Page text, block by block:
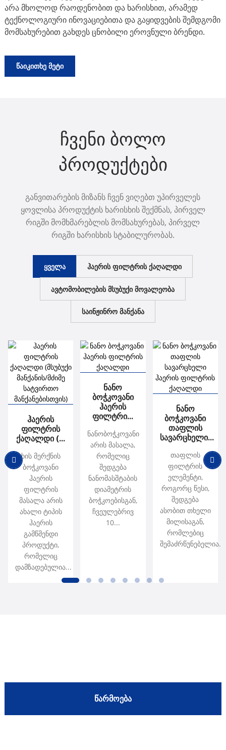
არა მხოლოდ რაოდენობით და ხარისხით, არამედ
ტექნოლოგიური ინოვაციებითა და გაყიდვების შემდგომი
მომსახურებით გახდეს ცნობილი ეროვნული ბრენდი.
ᲬᲐᲘᲙᲘᲗᲮᲔ ᲛᲔᲢᲘ
ჩვენი ბოლო
პროდუქტები
განვითარების მიზანს ჩვენ ვიღებთ უპირველეს
ყოვლისა პროდუქტის ხარისხის შექმნას, პირველ
რიგში მომხმარებლის მომსახურებას, პირველ
რიგში ხარისხის სტაბილურობას.
ᲧᲕᲔᲚᲐ ᲰᲐᲔᲠᲘᲡ ᲤᲘᲚᲢᲠᲘᲡ ᲥᲐᲦᲐᲚᲓᲘ
ᲐᲕᲢᲝᲛᲝᲑᲘᲚᲔᲑᲘᲡ ᲛᲡᲣᲑᲣᲥᲘ ᲛᲝᲕᲐᲚᲔᲝᲑᲐ
ᲡᲐᲘᲜᲟᲘᲜᲠᲝ ᲛᲐᲜᲥᲐᲜᲐ
Ჰაერის
Ფილტრის
Ქაღალდი (...
ხის მერქნის
ბოჭკოვანი
ჰაერის
ფილტრის
მასალა არის
ახალი ტიპის
ჰაერის
გამწმენდი
პროდუქტი,
რომელიც
დამზადებულია...
Ნანო
Ბოჭკოვანი
Ჰაერის
Ფილტრი...
ნანობოჭკოვანი
არის მასალა,
რომელიც
შედგება
ნანომასშტაბის
დიამეტრის
ბოჭკოებისგან,
ჩვეულებრივ
10...
Ნანო
Ბოჭკოვანი
Თაფლის
Სავარცხელი...
თაფლის
ფილტრის
ელემენტი,
როგორც წესი,
შედგება
ასობით თხელი
მილისაგან,
რომლებიც
შემაძრწუნებელია...
ჰაერის ფილტრის
ქაღალდი (...
ხის მერქნის ბოჭკოვანი
ჰაერის ფილტრის მასალა
არის ახალი ტიპის ჰაერის
გამწმენდი პროდუქტი,
რომელიც
დამზადებულია...
ნანო ბოჭკოვანი
ჰაერის ფილტრი...
ნანობოჭკოვანი არის
მასალა, რომელიც
შედგება ნანომასშტაბის
დიამეტრის ბოჭკოებისგან,
ჰაერის ფილტრის
ქაღალდი (...
ხის მერქნის ბოჭკოვანი
ჰაერის ფილტრის მასალა
არის ახალი ტიპის ჰაერის
გამწმენდი პროდუქტი,
რომელიც
დამზადებულია...
ჰაერის ფილტრის
ქაღალდი (...
ხის მერქნის ბოჭკოვანი
ჰაერის ფილტრის მასალა
არის ახალი ტიპის ჰაერის
გამწმენდი პროდუქტი,
რომელიც
დამზადებულია...
HDE საინჟინრო
მანქანა...
საშუალო ეფექტის
ფილტრის HDE ხარისხი
მიუთითებს, რომ მისი
ნაწილაკების
ეფექტურობა...
F8 საინჟინრო
მანქანა...
საშუალო ეფექტის მქონე
ფილტრის F8 ხარისხი
მიუთითებს, რომ მისი
ნაწილაკების
ეფექტურობა...
ᲬᲐᲠᲛᲝᲔᲑᲐ